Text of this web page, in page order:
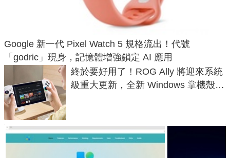
Google 新一代 Pixel Watch 5 規格流出！代號
「godric」現身，記憶體增強鎖定 AI 應用
終於要好用了！ROG Ally 將迎來系統
級重大更新，全新 Windows 掌機殼模